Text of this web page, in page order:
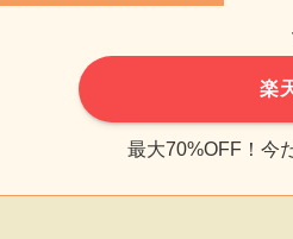
楽
最大70%OFF！今